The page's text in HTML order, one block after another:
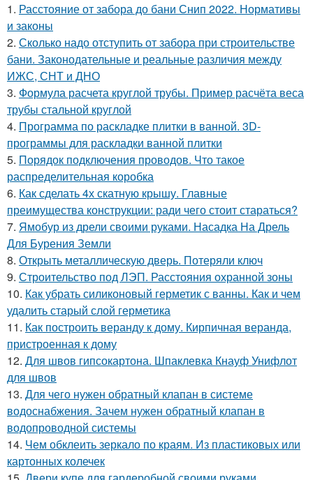
1. Расстояние от забора до бани Снип 2022. Нормативы
и законы
2. Сколько надо отступить от забора при строительстве
бани. Законодательные и реальные различия между
ИЖС, СНТ и ДНО
3. Формула расчета круглой трубы. Пример расчёта веса
трубы стальной круглой
4. Программа по раскладке плитки в ванной. 3D-
программы для раскладки ванной плитки
5. Порядок подключения проводов. Что такое
распределительная коробка
6. Как сделать 4х скатную крышу. Главные
преимущества конструкции: ради чего стоит стараться?
7. Ямобур из дрели своими руками. Насадка На Дрель
Для Бурения Земли
8. Открыть металлическую дверь. Потеряли ключ
9. Строительство под ЛЭП. Расстояния охранной зоны
10. Как убрать силиконовый герметик с ванны. Как и чем
удалить старый слой герметика
11. Как построить веранду к дому. Кирпичная веранда,
пристроенная к дому
12. Для швов гипсокартона. Шпаклевка Кнауф Унифлот
для швов
13. Для чего нужен обратный клапан в системе
водоснабжения. Зачем нужен обратный клапан в
водопроводной системы
14. Чем обклеить зеркало по краям. Из пластиковых или
картонных колечек